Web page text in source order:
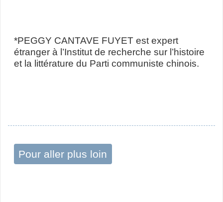
*PEGGY CANTAVE FUYET est expert
étranger à l’Institut de recherche sur l’histoire
et la littérature du Parti communiste chinois.
Pour aller plus loin